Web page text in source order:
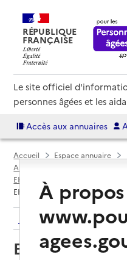
RÉPUBLIQUE
FRANÇAISE
Le site officiel
personnes âgées et les
Accès aux annuaires
Accueil
Espace annuaire
Annuaire EHPAD et maisons de
EHPAD par département
EHPAD de Tattone
Retour aux résultats
EHPAD de
À